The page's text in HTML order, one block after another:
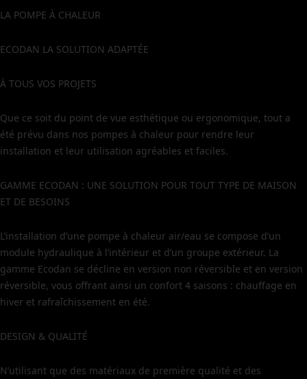
LA POMPE À CHALEUR
ECODAN LA SOLUTION ADAPTÉE
À TOUS VOS PROJETS
Que ce soit du point de vue esthétique ou ergonomique, tout a
été prévu dans nos pompes à chaleur pour rendre leur
installation et leur utilisation agréables et faciles.
GAMME ECODAN : UNE SOLUTION POUR TOUT TYPE DE MAISON
ET DE BESOINS
L’installation d’une pompe à chaleur air/eau se compose d’un
module hydraulique à l’intérieur et d’un groupe extérieur. La
gamme Ecodan se décline en version non réversible et en version
réversible, vous offrant ainsi un confort 4 saisons : chauffage en
hiver et rafraîchissement en été.
DESIGN & QUALITÉ
N’utilisant que des matériaux de première qualité et des